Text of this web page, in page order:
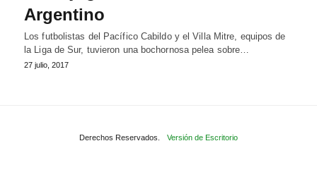
Argentino
Los futbolistas del Pacífico Cabildo y el Villa Mitre, equipos de
la Liga de Sur, tuvieron una bochornosa pelea sobre…
27 julio, 2017
Derechos Reservados. Versión de Escritorio